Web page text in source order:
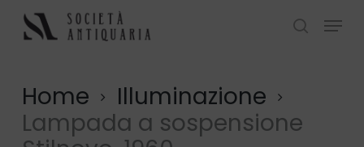
Skip
search
Menu
Home
Illuminazione
Lampada a sospensione